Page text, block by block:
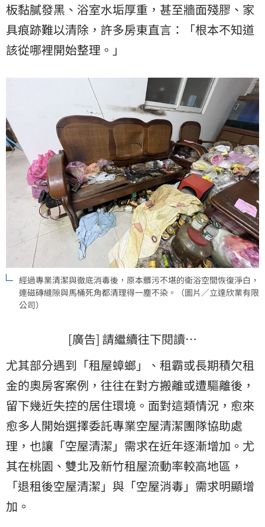
板黏膩發黑、浴室水垢厚重，甚至牆面殘膠、家
具痕跡難以清除，許多房東直言：「根本不知道
該從哪裡開始整理。」
經過專業清潔與徹底消毒後，原本髒污不堪的衛浴空間恢復淨白，
連磁磚縫隙與馬桶死角都清理得一塵不染。（圖片／立達欣業有限
公司）
[廣告] 請繼續往下閱讀…
尤其部分遇到「租屋蟑螂」、租霸或長期積欠租
金的奧房客案例，往往在對方搬離或遭驅離後，
留下幾近失控的居住環境。面對這類情況，愈來
愈多人開始選擇委託專業空屋清潔團隊協助處
理，也讓「空屋清潔」需求在近年逐漸增加。尤
其在桃園、雙北及新竹租屋流動率較高地區，
「退租後空屋清潔」與「空屋消毒」需求明顯增
加。